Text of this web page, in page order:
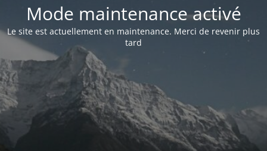
Mode maintenance activé
Le site est actuellement en maintenance. Merci de revenir plus
tard